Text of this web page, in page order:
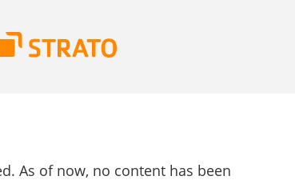
As of now, no content has been